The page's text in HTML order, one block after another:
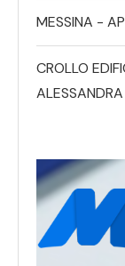
MESSINA -
CROLLO
ALESSANDRA